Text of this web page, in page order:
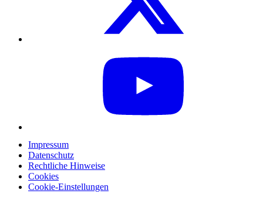
Impressum
Datenschutz
Rechtliche Hinweise
Cookies
Cookie-Einstellungen